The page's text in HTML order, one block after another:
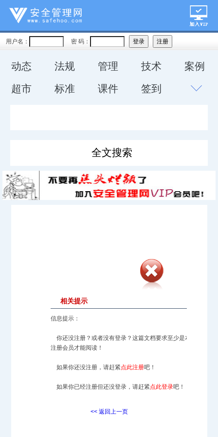
用户名： 密 码：
动态 法规 管理 技术
案例
超市
标准 课件 签到
相关提示
信息提示：
你还没注册？或者没有登录？这篇文档要求至少是本站的
注册会员才能阅读！
如果你还没注册，请赶紧 点此注册吧！
如果你已经注册但还没登录，请赶紧 点此登录吧！
<< 返回上一页